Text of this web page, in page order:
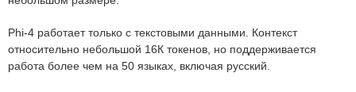
Phi-4 работает только с текстовыми данными. Контекст
относительно небольшой 16К токенов, но поддерживается
работа более чем на 50 языках, включая русский.